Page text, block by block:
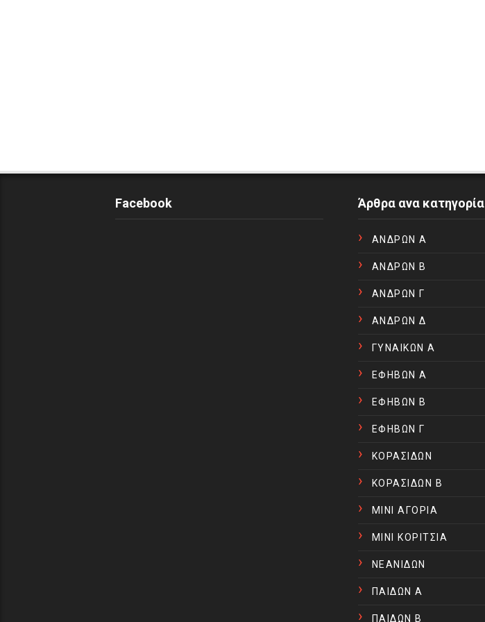
Facebook Άρθρα ανα κατηγορία
ΑΝΔΡΩΝ Α
ΑΝΔΡΩΝ Β
ΑΝΔΡΩΝ Γ
ΑΝΔΡΩΝ Δ
ΓΥΝΑΙΚΩΝ Α
ΕΦΗΒΩΝ Α
ΕΦΗΒΩΝ Β
ΕΦΗΒΩΝ Γ
ΚΟΡΑΣΙΔΩΝ
ΚΟΡΑΣΙΔΩΝ Β
ΜΙΝΙ ΑΓΟΡΙΑ
ΜΙΝΙ ΚΟΡΙΤΣΙΑ
ΝΕΑΝΙΔΩΝ
ΠΑΙΔΩΝ Α
ΠΑΙΔΩΝ Β